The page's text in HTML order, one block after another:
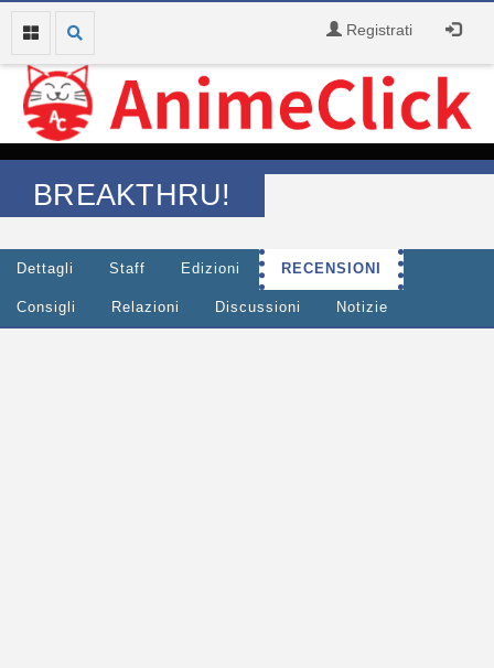
Registrati
BREAKTHRU!
Dettagli Staff Edizioni RECENSIONI
Consigli Relazioni Discussioni Notizie